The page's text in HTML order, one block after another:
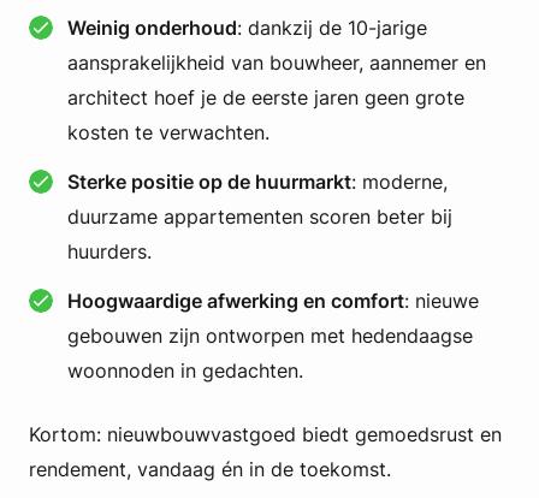
Weinig onderhoud: dankzij de 10-jarige
aansprakelijkheid van bouwheer, aannemer en
architect hoef je de eerste jaren geen grote
kosten te verwachten.
Sterke positie op de huurmarkt: moderne,
duurzame appartementen scoren beter bij
huurders.
Hoogwaardige afwerking en comfort: nieuwe
gebouwen zijn ontworpen met hedendaagse
woonnoden in gedachten.
Kortom: nieuwbouwvastgoed biedt gemoedsrust en
rendement, vandaag én in de toekomst.